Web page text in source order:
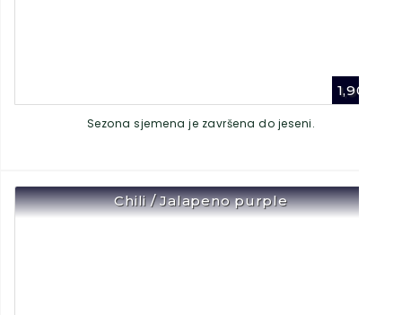
1,90
Sezona sjemena je završena do jeseni.
Chili / Jalapeno purple